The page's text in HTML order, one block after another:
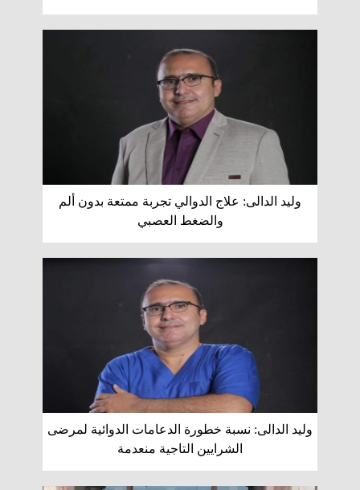
وليد الدالى: علاج الدوالي تجربة ممتعة بدون ألم
والضغط العصبي
وليد الدالى: نسبة خطورة الدعامات الدوائية لمرضى
الشرايين التاجية منعدمة